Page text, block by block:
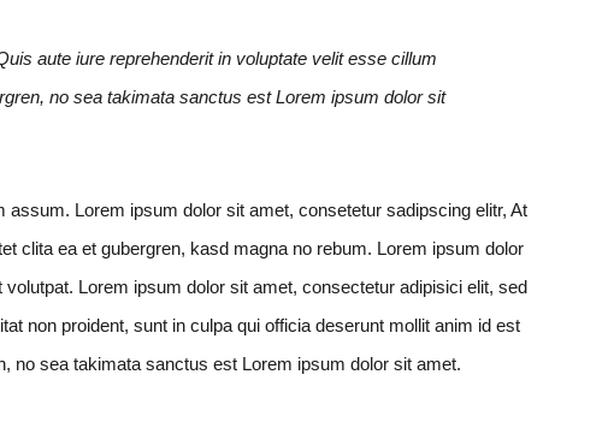
aute iure reprehenderit in voluptate velit esse cillum
no sea takimata sanctus est Lorem ipsum dolor sit
Lorem ipsum dolor sit amet, consetetur sadipscing elitr, At
clita ea et gubergren, kasd magna no rebum. Lorem ipsum dolor
Lorem ipsum dolor sit amet, consectetur adipisici elit, sed
non proident, sunt in culpa qui officia deserunt mollit anim id est
no sea takimata sanctus est Lorem ipsum dolor sit amet.